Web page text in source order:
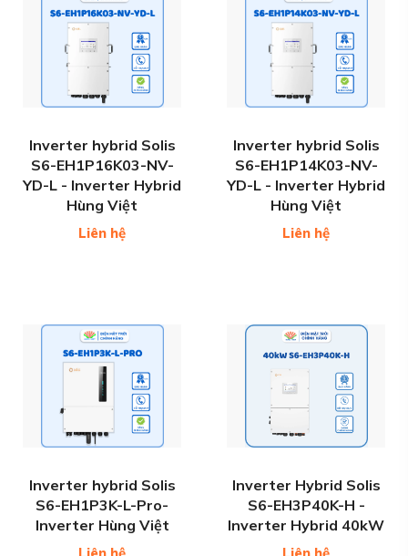
Inverter hybrid Solis
S6-EH1P16K03-NV-
YD-L - Inverter Hybrid
Hùng Việt
Liên hệ
Inverter hybrid Solis
S6-EH1P14K03-NV-
YD-L - Inverter Hybrid
Hùng Việt
Liên hệ
Inverter hybrid Solis
S6-EH1P3K-L-Pro-
Inverter Hùng Việt
Liên hệ
Inverter Hybrid Solis
S6-EH3P40K-H -
Inverter Hybrid 40kW
Liên hệ